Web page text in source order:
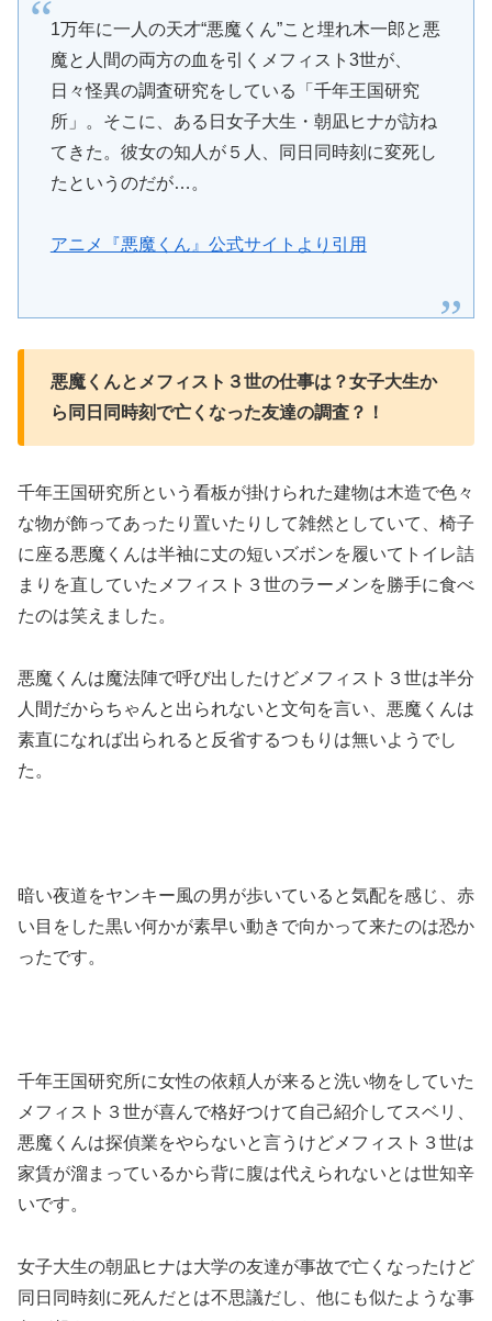
1万年に一人の天才“悪魔くん”こと埋れ木一郎と悪
魔と人間の両方の血を引くメフィスト3世が、
日々怪異の調査研究をしている「千年王国研究
所」。そこに、ある日女子大生・朝凪ヒナが訪ね
てきた。彼女の知人が５人、同日同時刻に変死し
たというのだが…。
アニメ『悪魔くん』公式サイトより引用
悪魔くんとメフィスト３世の仕事は？女子大生か
ら同日同時刻で亡くなった友達の調査？！
千年王国研究所という看板が掛けられた建物は木造で色々
な物が飾ってあったり置いたりして雑然としていて、椅子
に座る悪魔くんは半袖に丈の短いズボンを履いてトイレ詰
まりを直していたメフィスト３世のラーメンを勝手に食べ
たのは笑えました。
悪魔くんは魔法陣で呼び出したけどメフィスト３世は半分
人間だからちゃんと出られないと文句を言い、悪魔くんは
素直になれば出られると反省するつもりは無いようでし
た。
暗い夜道をヤンキー風の男が歩いていると気配を感じ、赤
い目をした黒い何かが素早い動きで向かって来たのは恐か
ったです。
千年王国研究所に女性の依頼人が来ると洗い物をしていた
メフィスト３世が喜んで格好つけて自己紹介してスベリ、
悪魔くんは探偵業をやらないと言うけどメフィスト３世は
家賃が溜まっているから背に腹は代えられないとは世知辛
いです。
女子大生の朝凪ヒナは大学の友達が事故で亡くなったけど
同日同時刻に死んだとは不思議だし、他にも似たような事